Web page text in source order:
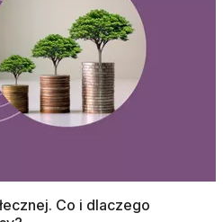
Co i dlaczego